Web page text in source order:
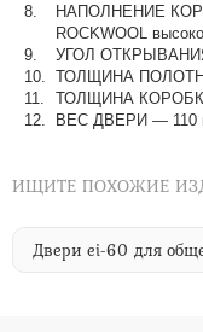
НАПОЛНЕНИЕ
ROCKWOOL
УГОЛ
ТОЛЩИНА
ТОЛЩИНА
ВЕС ДВЕРИ — 110
ИЩИТЕ ПОХОЖИЕ
Двери ei-60 для